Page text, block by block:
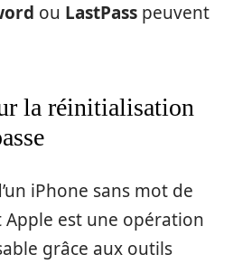
ou LastPass peuvent
la réinitialisation
iPhone sans mot de
est une opération
grâce aux outils